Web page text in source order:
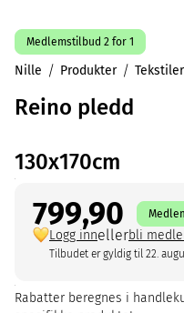
Medlemstilbud 2 for 1
Nille Produkter Tekstiler
Reino pledd
130x170cm
799,90
Logg innellerbli
Tilbudet er gyldig til 22.
Rabatter beregnes i